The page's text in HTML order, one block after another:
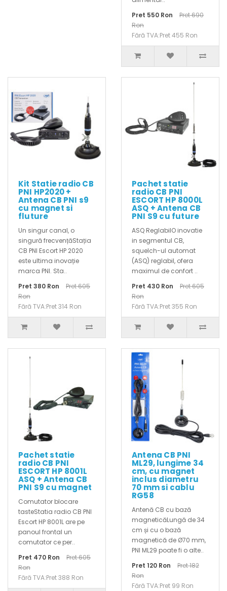
Pret 550 Ron
Pret 690
Ron
Fără TVA:Pret 455 Ron
Kit Statie radio CB
PNI HP2020 +
Antena CB PNI s9
cu magnet si
fluture
Un singur canal, o
singură frecvențăStația
CB PNI Escort HP 2020
este ultima inovație
marca PNI. Sta..
Pret 380 Ron
Pret 605
Ron
Fără TVA:Pret 314 Ron
Pachet statie
radio CB PNI
ESCORT HP 8000L
ASQ + Antena CB
PNI S9 cu future
ASQ ReglabilO inovatie
in segmentul CB,
squelch-ul automat
(ASQ) reglabil, ofera
maximul de confort ..
Pret 430 Ron
Pret 605
Ron
Fără TVA:Pret 355 Ron
Pachet statie
radio CB PNI
ESCORT HP 8001L
ASQ + Antena CB
PNI S9 cu magnet
Comutator blocare
tasteStatia radio CB PNI
Escort HP 8001L are pe
panoul frontal un
comutator ce per..
Pret 470 Ron
Pret 605
Ron
Fără TVA:Pret 388 Ron
Antena CB PNI
ML29, lungime 34
cm, cu magnet
inclus diametru
70 mm si cablu
RG58
Antenă CB cu bază
magneticăLungă de 34
cm și cu o bază
magnetică de Ø70 mm,
PNI ML29 poate fi o alte..
Pret 120 Ron
Pret 182
Ron
Fără TVA:Pret 99 Ron